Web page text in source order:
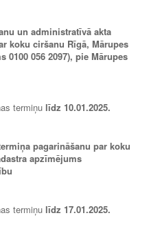
un administratīvā akta
koku ciršanu Rīgā, Mārupes
056 2097), pie Mārupes
termiņu līdz 10.01.2025.
pagarināšanu par koku
apzīmējums
termiņu līdz 17.01.2025.